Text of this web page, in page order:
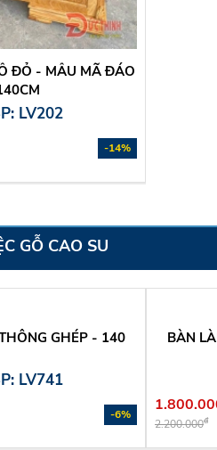
ĐỎ - MẪU MÃ ĐÁO
LV202
-14%
GỖ CAO SU